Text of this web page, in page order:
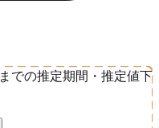
での推定期間・推定値下